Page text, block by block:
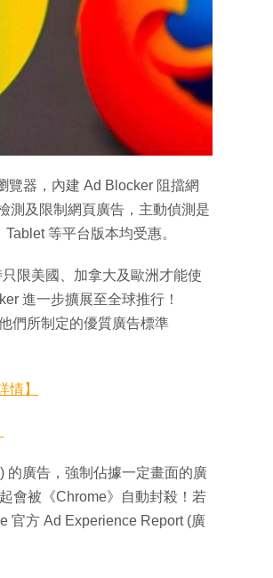
覽器，內建 Ad Blocker 阻擋網
測及限制網頁廣告，主動偵測是
等平台版本均受惠。
限美國、加拿大及歐洲才能使
進一步擴展至全球推行！
們所制定的優質廣告標準
】
的廣告，強制佔據一定畫面的廣
會被《Chrome》自動封殺！若
官方 Ad Experience Report (廣